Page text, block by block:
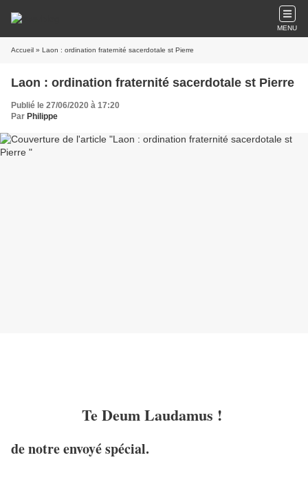
MENU
Accueil » Laon : ordination fraternité sacerdotale st Pierre
Laon : ordination fraternité sacerdotale st Pierre
Publié le 27/06/2020 à 17:20
Par Philippe
Te Deum Laudamus !
de notre envoyé spécial.